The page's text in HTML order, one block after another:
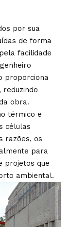
por sua
de forma
facilidade
proporciona
obra.
térmico e
células
razões, os
para
projetos que
ambiental.